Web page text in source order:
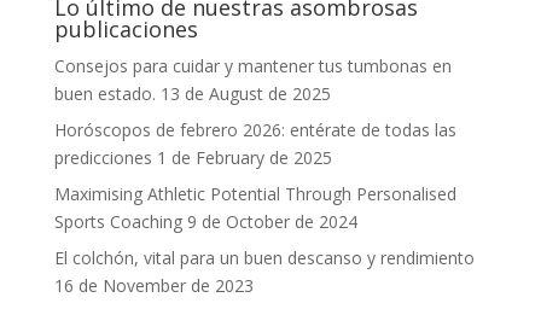
Lo último de nuestras asombrosas
publicaciones
Consejos para cuidar y mantener tus tumbonas en
buen estado. 13 de August de 2025
Horóscopos de febrero 2026: entérate de todas las
predicciones 1 de February de 2025
Maximising Athletic Potential Through Personalised
Sports Coaching 9 de October de 2024
El colchón, vital para un buen descanso y rendimiento
16 de November de 2023